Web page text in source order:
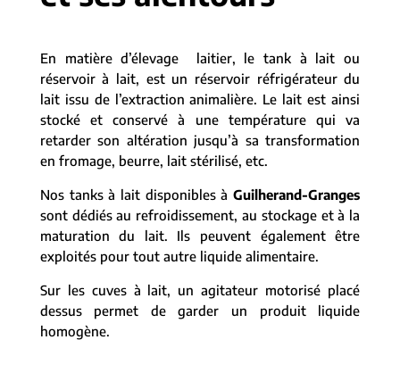
En matière d’élevage laitier, le tank à lait ou
réservoir à lait, est un réservoir réfrigérateur du
lait issu de l’extraction animalière. Le lait est ainsi
stocké et conservé à une température qui va
retarder son altération jusqu’à sa transformation
en fromage, beurre, lait stérilisé, etc.
Nos tanks à lait disponibles àGuilherand-Granges
sont dédiés au refroidissement, au stockage et à la
maturation du lait. Ils peuvent également être
exploités pour tout autre liquide alimentaire.
Sur les cuves à lait, un agitateur motorisé placé
dessus permet de garder un produit liquide
homogène.